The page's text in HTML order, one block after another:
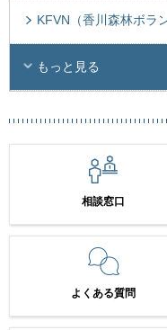
KFVN（香川森林ボラ
もっと見る
相談窓口
よくある質問